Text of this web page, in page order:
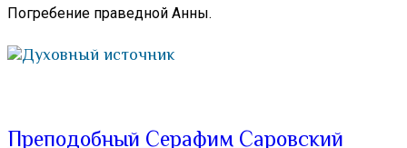
Погребение праведной Анны.
Духовный источник
Преподобный Серафим Саровский